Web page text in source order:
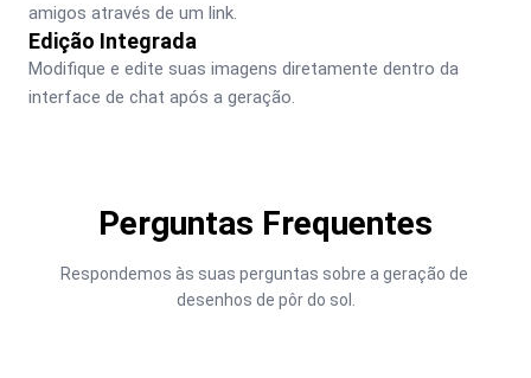
amigos através de um link.
Edição Integrada
Modifique e edite suas imagens diretamente dentro da
interface de chat após a geração.
Perguntas Frequentes
Respondemos às suas perguntas sobre a geração de
desenhos de pôr do sol.